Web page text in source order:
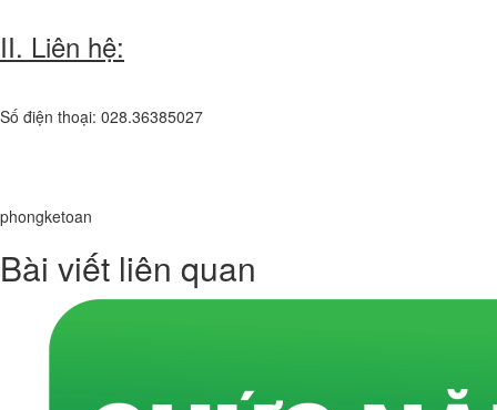
II. Liên hệ:
Số điện thoại: 028.36385027
phongketoan
Bài viết liên quan